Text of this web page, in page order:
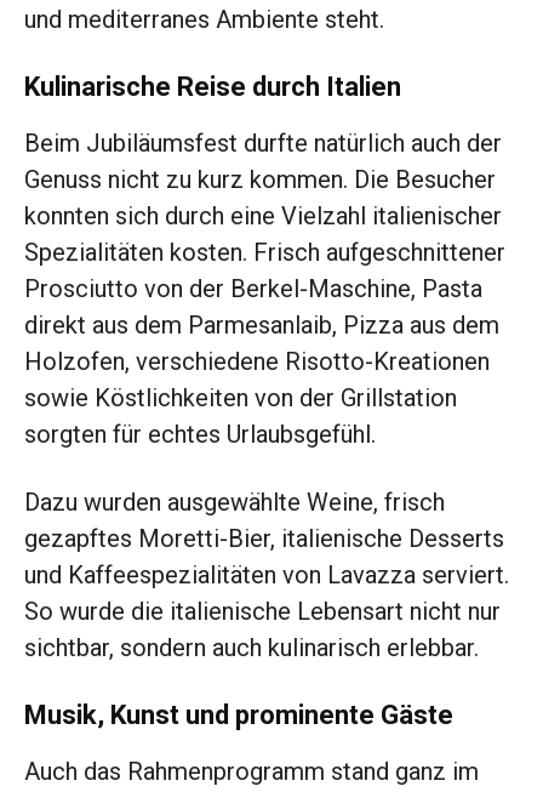
und mediterranes Ambiente steht.
Kulinarische Reise durch Italien
Beim Jubiläumsfest durfte natürlich auch der
Genuss nicht zu kurz kommen. Die Besucher
konnten sich durch eine Vielzahl italienischer
Spezialitäten kosten. Frisch aufgeschnittener
Prosciutto von der Berkel-Maschine, Pasta
direkt aus dem Parmesanlaib, Pizza aus dem
Holzofen, verschiedene Risotto-Kreationen
sowie Köstlichkeiten von der Grillstation
sorgten für echtes Urlaubsgefühl.
Dazu wurden ausgewählte Weine, frisch
gezapftes Moretti-Bier, italienische Desserts
und Kaffeespezialitäten von Lavazza serviert.
So wurde die italienische Lebensart nicht nur
sichtbar, sondern auch kulinarisch erlebbar.
Musik, Kunst und prominente Gäste
Auch das Rahmenprogramm stand ganz im